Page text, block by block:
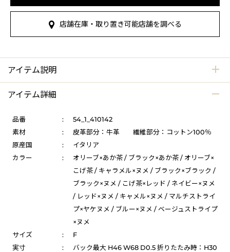
店舗在庫・取り置き可能店舗を調べる
アイテム説明
アイテム詳細
品番 :
54_1_410142
素材
:
皮革部分：牛革 繊維部分：コットン100％
原産国
:
イタリア
カラー
:
オリーブ×あか茶 / ブラック×あか茶 / オリーブ×
こげ茶 / キャラメル×ヌメ / ブラック×ブラック /
ブラック×ヌメ / こげ茶×レッド / ネイビー×ヌメ
/ レッド×ヌメ / キャメル×ヌメ / マルチストライ
プ×ヤケヌメ / ブルー×ヌメ / ベージュストライプ
×ヌメ
サイズ
:
F
実寸
:
バック最大 H46 W68 D0.5 折りたたみ時：H30